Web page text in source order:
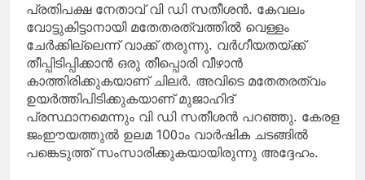
പ്രതിപക്ഷ നേതാവ് വി ഡി സതീശൻ. കേവലം
വോട്ടുകിട്ടാനായി മതേതരത്വത്തിൽ വെള്ളം
ചേർക്കില്ലെന്ന് വാക്ക് തരുന്നു. വർഗീയതയ്ക്ക്
തീപ്പിടിപ്പിക്കാൻ ഒരു തീപ്പൊരി വീഴാൻ
കാത്തിരിക്കുകയാണ് ചിലർ. അവിടെ മതേതരത്വം
ഉയർത്തിപിടിക്കുകയാണ് മുജാഹിദ്
പ്രസ്ഥാനമെന്നും വി ഡി സതീശൻ പറഞ്ഞു. കേരള
ജംഈയത്തുൽ ഉലമ 100ാം വാർഷിക ചടങ്ങിൽ
പങ്കെടുത്ത് സംസാരിക്കുകയായിരുന്നു അദ്ദേഹം.